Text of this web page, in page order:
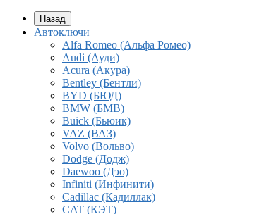
Назад
Автоключи
Alfa Romeo (Альфа Ромео)
Audi (Ауди)
Acura (Акура)
Bentley (Бентли)
BYD (БЮД)
BMW (БМВ)
Buick (Бьюик)
VAZ (ВАЗ)
Volvo (Вольво)
Dodge (Додж)
Daewoo (Дэо)
Infiniti (Инфинити)
Cadillac (Кадиллак)
CAT (КЭТ)